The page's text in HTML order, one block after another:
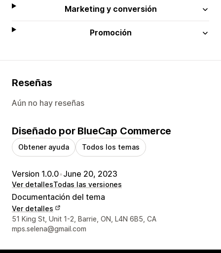
Marketing y conversión
Promoción
Reseñas
Aún no hay reseñas
Diseñado por BlueCap Commerce
Obtener ayuda Todos los temas
Version 1.0.0•June 20, 2023
Ver detallesTodas las versiones
Documentación del tema
Ver detalles
Detalles de contacto del diseñador
51 King St, Unit 1-2, Barrie, ON, L4N 6B5, CA
mps.selena@gmail.com